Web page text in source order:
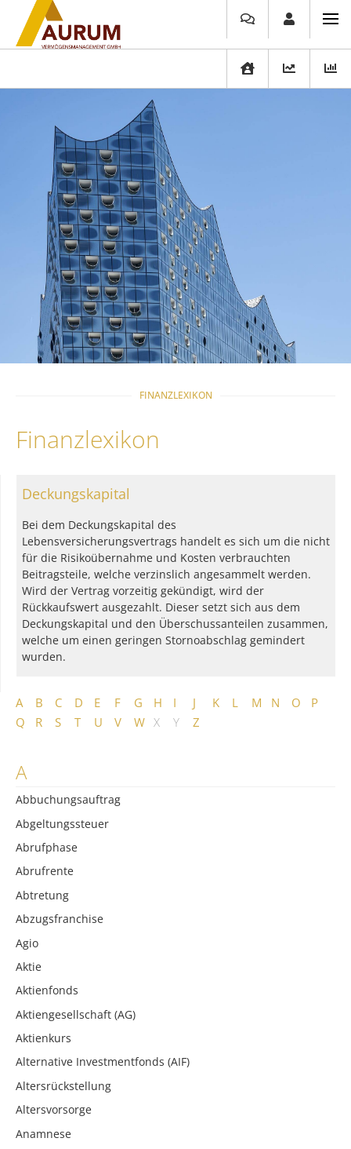
FINANZLEXIKON
Finanzlexikon
A B C D E F G H I J K L M N O
P
Q
R S T U V W X Y Z
A
Abbuchungsauftrag
Abgeltungssteuer
Abrufphase
Abrufrente
Abtretung
Abzugsfranchise
Agio
Aktie
Aktienfonds
Aktiengesellschaft (AG)
Aktienkurs
Alternative Investmentfonds (AIF)
Altersrückstellung
Altersvorsorge
Anamnese
Deckungskapital
Bei dem Deckungskapital des
Lebensversicherungsvertrags handelt es sich um die nicht
für die Risikoübernahme und Kosten verbrauchten
Beitragsteile, welche verzinslich angesammelt werden.
Wird der Vertrag vorzeitig gekündigt, wird der
Rückkaufswert ausgezahlt. Dieser setzt sich aus dem
Deckungskapital und den Überschussanteilen zusammen,
welche um einen geringen Stornoabschlag gemindert
wurden.